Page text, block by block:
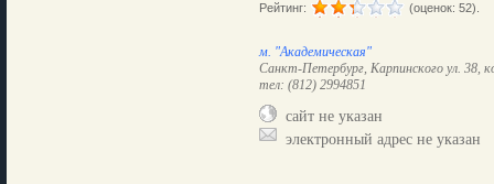
Рейтинг: (оценок: 52).
м. "Академическая"
Санкт-Петербург, Карпинского ул. 38,
тел: (812) 2994851
сайт не указан
электронный адрес не указан